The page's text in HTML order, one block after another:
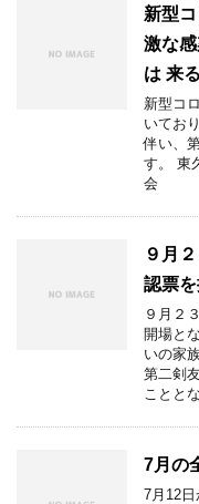
新型
激な
は 来
新型コ
いてお
伴い、
す。 東
９月
認票
９月２
開場と
いの家
第二剣
ことと
7月の
7月12